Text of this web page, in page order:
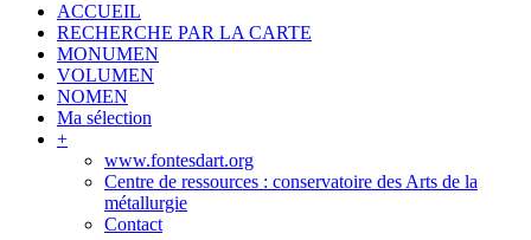
ACCUEIL
RECHERCHE PAR LA CARTE
MONUMEN
VOLUMEN
NOMEN
Ma sélection
+
www.fontesdart.org
Centre de ressources : conservatoire des Arts de la
métallurgie
Contact